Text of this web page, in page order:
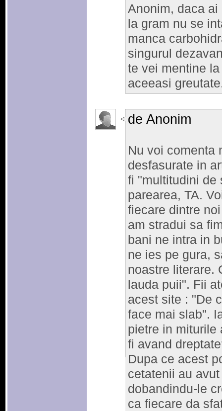
Anonim, daca
la gram nu se
manca
singurul
te vei mentine
aceeasi
de Anonim
Nu voi comenta
desfasurate in
fi "multitudini de
parearea, TA.
fiecare dintre
am stradui sa
bani ne intra in
ne ies pe gura,
noastre literare.
lauda puii". Fii
acest site : "De
face mai slab".
pietre in miturile
fi avand
Dupa ce acest
cetatenii au
dobandindu-le
ca fiecare da